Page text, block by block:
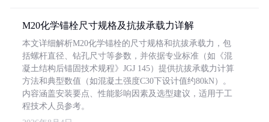
M20化学锚栓尺寸规格及抗拔承载力详解
本文详细解析M20化学锚栓的尺寸规格和抗拔承载力，包
括螺杆直径、钻孔尺寸等参数，并依据专业标准（如《混
凝土结构后锚固技术规程》JGJ 145）提供抗拔承载力计算
方法和典型数值（如混凝土强度C30下设计值约80kN）。
内容涵盖安装要点、性能影响因素及选型建议，适用于工
程技术人员参考。